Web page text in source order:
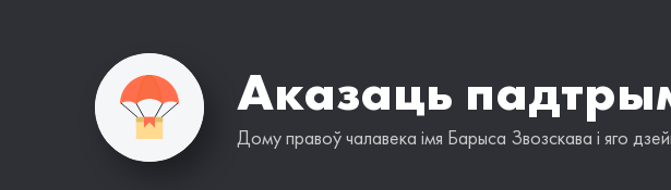
Аказаць
Дому правоў чалавека імя Барыса Звозскава і яго